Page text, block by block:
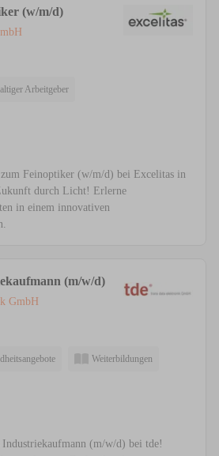
(w/m/d)
Arbeitgeber
Feinoptiker (w/m/d) bei Excelitas in
durch Licht! Erlerne
in einem innovativen
(m/w/d)
GmbH
Weiterbildungen
(m/w/d) bei tde!